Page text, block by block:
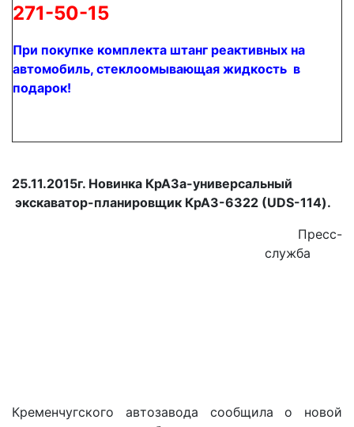
271-50-15
При покупке комплекта штанг реактивных на
автомобиль, стеклоомывающая жидкость в
подарок!
25.11.2015г. Новинка КрАЗа-универсальный
экскаватор-планировщик КрАЗ-6322 (UDS-114).
Пресс-
служба
Кременчугского автозавода сообщила о новой